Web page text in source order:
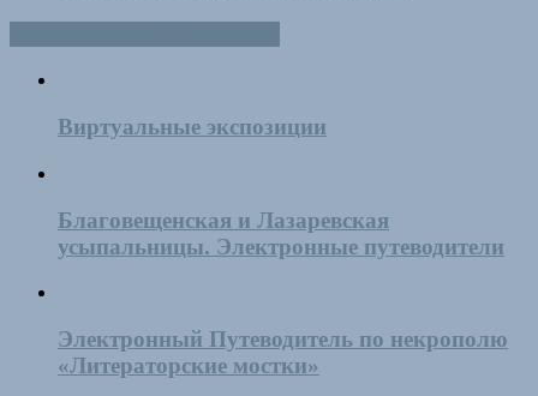
Виртуальные экспозиции
Благовещенская и Лазаревская
усыпальницы. Электронные путеводители
Электронный Путеводитель по некрополю
«Литераторские мостки»